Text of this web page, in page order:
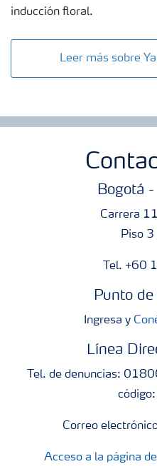
inducción floral.
Leer más sobre
Bogotá
Carrera
Piso 3
Tel. +60
Punto
Ingresa y
Línea
Tel. de denuncias:
Correo
Acceso a la página